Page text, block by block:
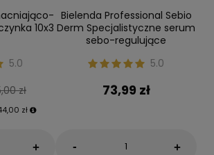
10x3
5.0
zł
zł
+
Bielenda Professional Sebio
Derm Specjalistyczne serum
sebo-regulujące
5.0
73,99 zł
- +